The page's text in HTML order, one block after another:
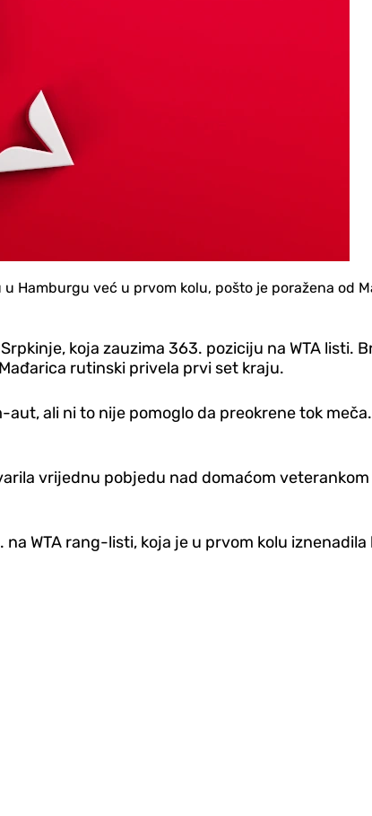
već u prvom kolu, pošto je poražena od
koja zauzima 363. poziciju na WTA listi.
rutinski privela prvi set kraju.
ali ni to nije pomoglo da preokrene tok
vrijednu pobjedu nad domaćom veterankom
WTA rang-listi, koja je u prvom kolu